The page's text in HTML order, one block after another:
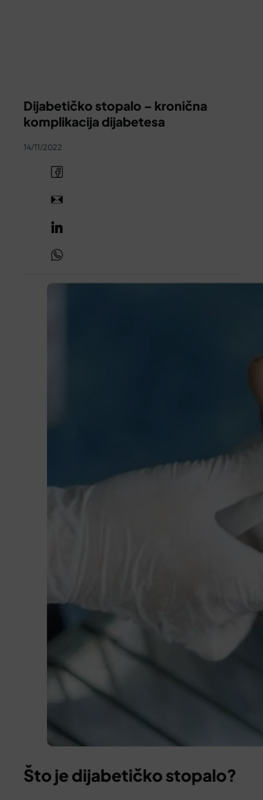
Dijabetičko stopalo – kronična
komplikacija dijabetesa
14/11/2022
Što je dijabetičko stopalo?